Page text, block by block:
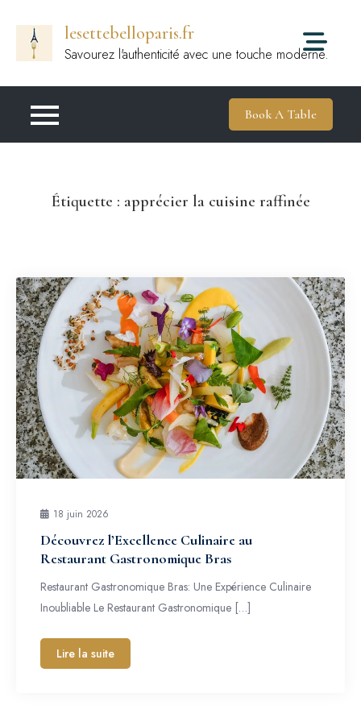
contenu
lesettebelloparis.fr
Savourez l'authenticité avec une touche moderne.
Book A Table
Étiquette : apprécier la cuisine raffinée
18 juin 2026
Découvrez l’Excellence Culinaire au
Restaurant Gastronomique Bras
Restaurant Gastronomique Bras: Une Expérience Culinaire
Inoubliable Le Restaurant Gastronomique […]
Lire la suite